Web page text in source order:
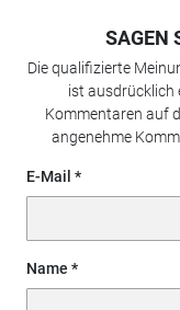
SAGEN
Die qualifizierte
ist ausdrücklich
Kommentaren auf
angenehme
E-Mail
Name